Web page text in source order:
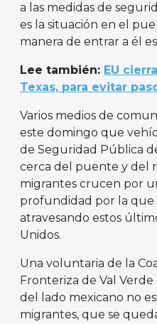
a las medidas de
es la situación en el
manera de entrar a él
Lee también: EU
Texas, para evitar
Varios medios de
este domingo que
de Seguridad Pública
cerca del puente y del
migrantes crucen por
profundidad por la que
atravesando estos
Unidos.
Una voluntaria de la
Fronteriza de Val
del lado mexicano no
migrantes, que se